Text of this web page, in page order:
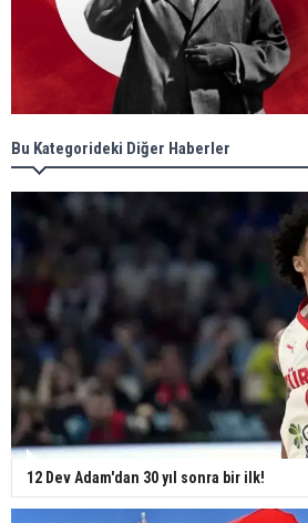
Bu Kategorideki Diğer Haberler
12 Dev Adam'dan 30 yıl sonra bir ilk!